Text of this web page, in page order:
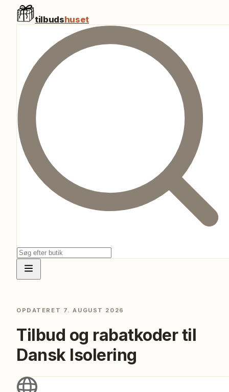
tilbudshuset
OPDATERET 7. AUGUST 2026
Tilbud og rabatkoder til
Dansk Isolering